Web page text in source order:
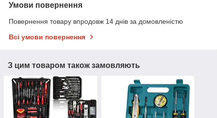
Умови повернення
Повернення товару впродовж 14 днів за домовленістю
Всі умови повернення
З цим товаром також замовляють